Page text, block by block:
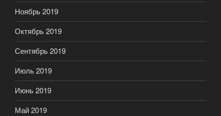
Ноябрь 2019
Октябрь 2019
Сентябрь 2019
Июль 2019
Июнь 2019
Май 2019